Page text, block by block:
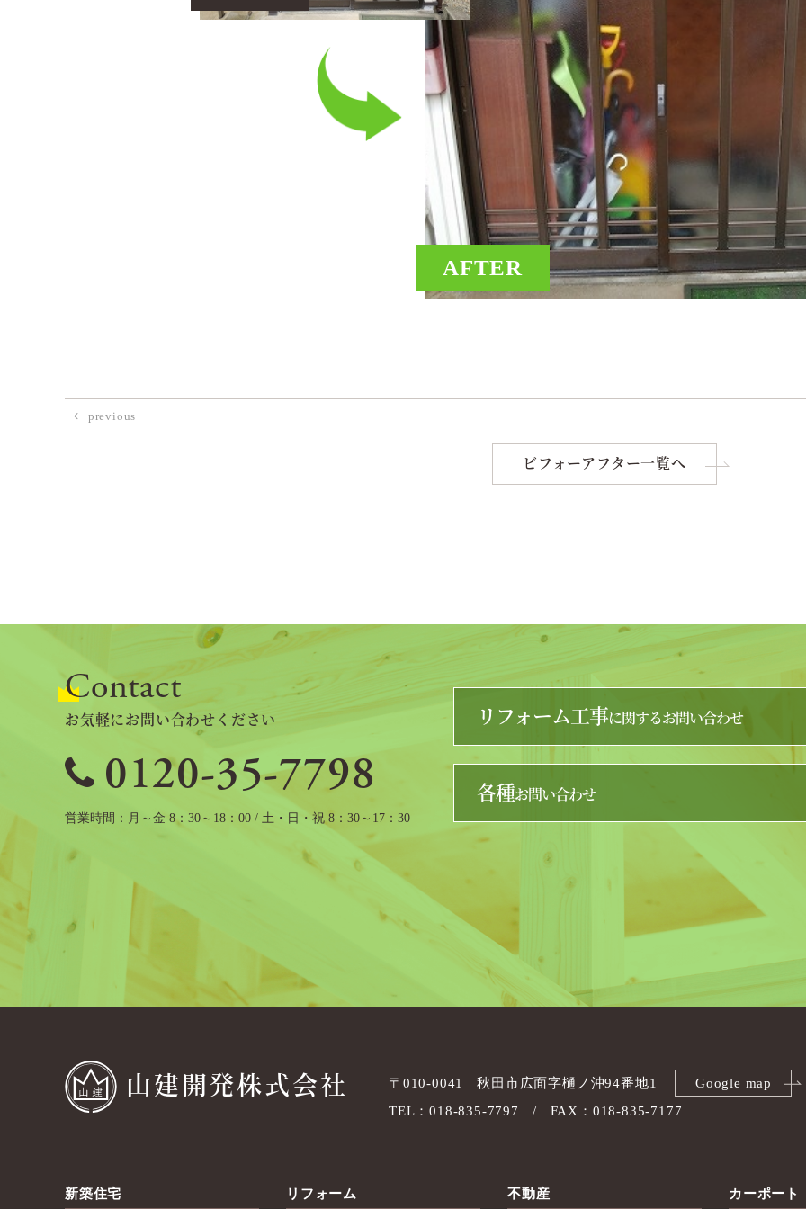
AFTER
previous
ビフォーアフター一覧へ
Contact
お気軽にお問い合わせください
0120-35-7798
営業時間 月～金 8：30～18：00 / 土・日・祝 8：30～17：30
リフォーム工事に関するお問い合わせ
各種お問い合わせ
山建開発株式会社 〒010-0041 秋田市広面字樋ノ沖94番地1
Google map
TEL：018-835-7797
FAX：018-835-7177
新築住宅 リフォーム 不動産 カーポート